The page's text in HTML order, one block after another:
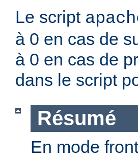
Le script
à 0 en cas de
à 0 en cas de
dans le script
Résumé
En mode